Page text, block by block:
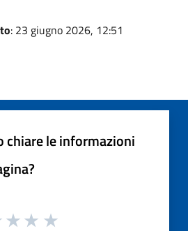
: 23 giugno 2026, 12:51
chiare le informazioni